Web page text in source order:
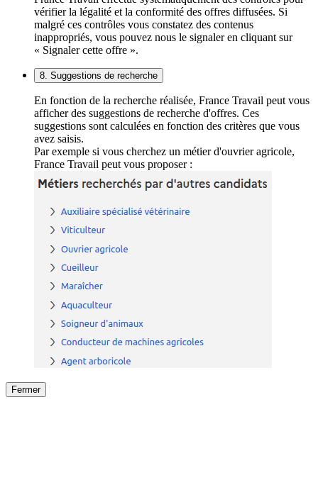
vérifier la légalité et la conformité des offres diffusées. Si
malgré ces contrôles vous constatez des contenus
inappropriés, vous pouvez nous le signaler en cliquant sur
« Signaler cette offre ».
8. Suggestions de recherche
En fonction de la recherche réalisée, France Travail peut vous
afficher des suggestions de recherche d'offres. Ces
suggestions sont calculées en fonction des critères que vous
avez saisis.
Par exemple si vous cherchez un métier d'ouvrier agricole,
France Travail peut vous proposer :
Fermer